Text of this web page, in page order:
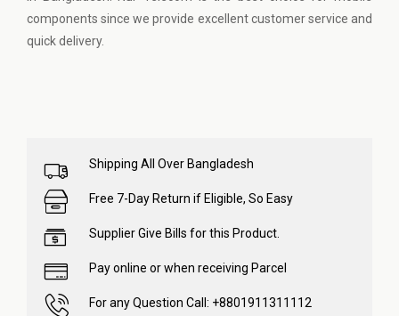
components since we provide excellent customer service and
quick delivery.
Shipping All Over Bangladesh
Free 7-Day Return if Eligible, So Easy
Supplier Give Bills for this Product.
Pay online or when receiving Parcel
For any Question Call: +8801911311112